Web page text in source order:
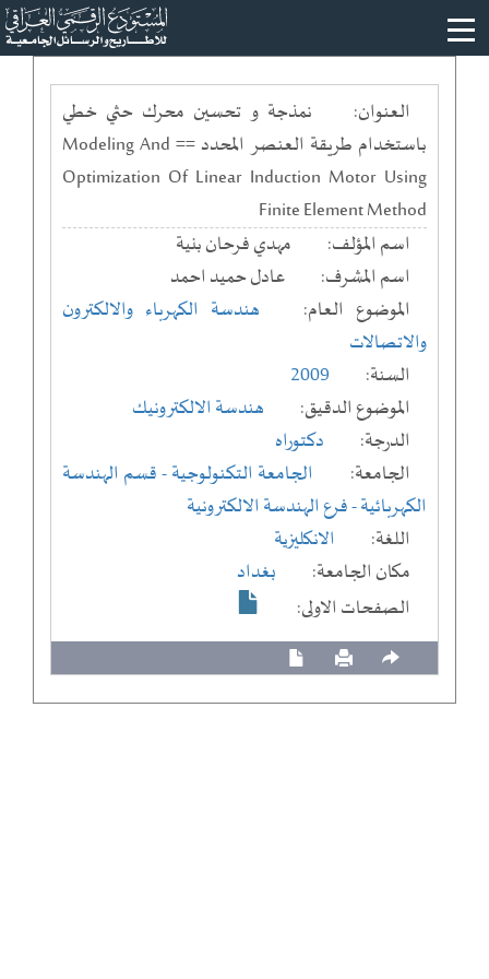
العنوان:
نمذجة و تحسين محرك حثي خطي
باستخدام طريقة العنصر المحدد == Modeling And
Optimization Of Linear Induction Motor Using
Finite Element Method
اسم المؤلف:
مهدي فرحان بنية
اسم المشرف:
عادل حميد احمد
الموضوع العام:
هندسة الكهرباء والالكترون
والاتصالات
السنة:
2009
الموضوع الدقيق:
هندسة الالكترونيك
الدرجة:
دكتوراه
الجامعة:
الجامعة التكنولوجية- قسم الهندسة
الكهربائية- فرع الهندسة الالكترونية
اللغة:
الانكليزية
مكان الجامعة:
بغداد
الصفحات الاولى: